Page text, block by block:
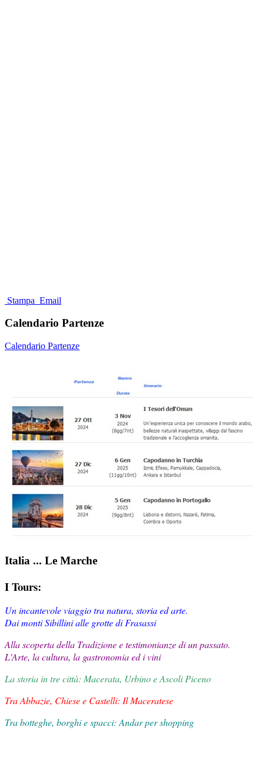
Stampa Email
Calendario Partenze
Calendario Partenze
Italia ... Le Marche
I Tours:
Un incantevole viaggio tra natura, storia ed arte.
Dai monti Sibillini alle grotte di Frasassi
Alla scoperta della Tradizione e testimonianze di un passato.
L'Arte, la cultura, la gastronomia ed i vini
La storia in tre città: Macerata, Urbino e Ascoli Piceno
Tra Abbazie, Chiese e Castelli: Il Maceratese
Tra botteghe, borghi e spacci: Andar per shopping